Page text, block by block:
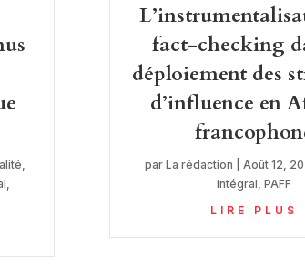
fact-checking
déploiement des
d’influence en
par La rédaction Août 12,
intégral ,PAFF
LIRE PLUS